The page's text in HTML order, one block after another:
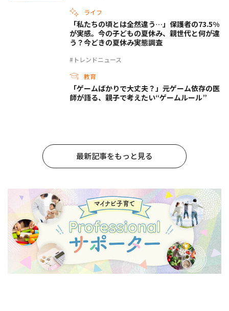
ライフ
#トレンドニュース
「私たちの頃とは全然違う…」保護者の73.5%
が実感。今の子どもの夏休み、親世代と何が違
う？今どきの夏休み実態調査
教育
「ゲームばかりで大丈夫？」元ゲーム依存の医
師が語る、親子で考えたい“ゲームルール”
最新記事をもっと見る